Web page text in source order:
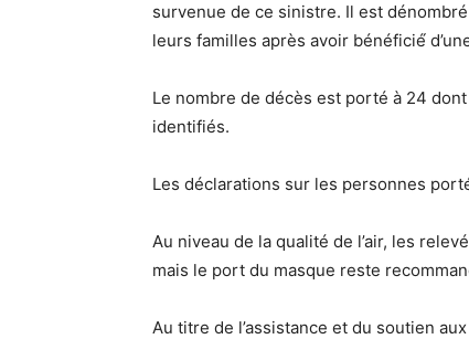
survenue de ce sinistre. Il est
leurs familles après avoir bénéficié́
Le nombre de décès est porté à 24
identifiés.
Les déclarations sur les personnes
Au niveau de la qualité de l’air, les
mais le port du masque reste
Au titre de l’assistance et du soutien